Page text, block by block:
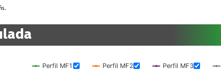
Perfil MF1 Perfil MF2 Perfil MF3